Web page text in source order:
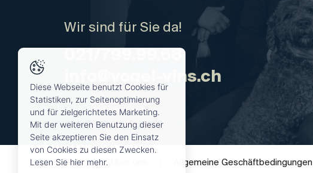
Wir sind für Sie da!
info@vogel-vins.ch
News Allgemeine Geschäftbedingungen
Diese Webseite benutzt Cookies für
Statistiken, zur Seitenoptimierung
und für zielgerichtetes Marketing.
Mit der weiteren Benutzung dieser
Seite akzeptieren Sie den Einsatz
von Cookies zu diesen Zwecken.
Lesen Sie hier mehr.